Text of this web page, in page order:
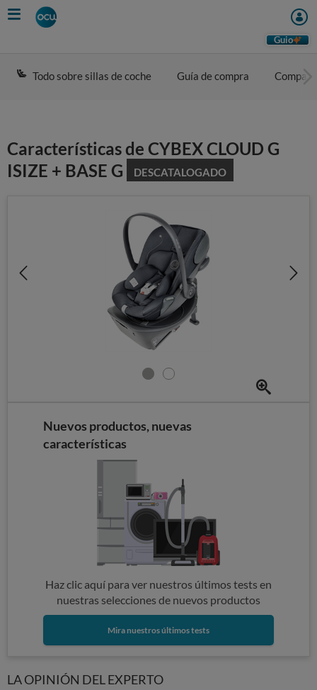
Skip
to
Guio
Todo sobre sillas de coche Guía de compra
Características de CYBEX CLOUD G
ISIZE + BASE G
DESCATALOGADO
Nuevos productos, nuevas
características
Haz clic aquí para ver nuestros últimos tests en
nuestras selecciones de nuevos productos
Mira nuestros últimos tests
LA OPINIÓN DEL EXPERTO